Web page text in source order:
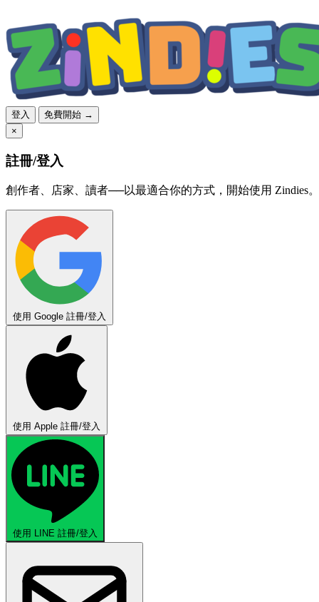
登入
免費開始 →
×
註冊/登入
創作者、店家、讀者──以最適合你的方式，開始使用 Zindies。
使用 Google 註冊/登入
使用 Apple 註冊/登入
使用 LINE 註冊/登入